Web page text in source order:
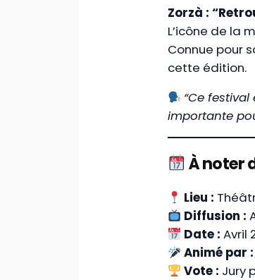
Zorzà :
L’icône de la
Connue pour
cette édition.
“Ce
importante
À noter
Lieu :
Diffusion :
Date : Avril
Animé par :
Vote : Jury